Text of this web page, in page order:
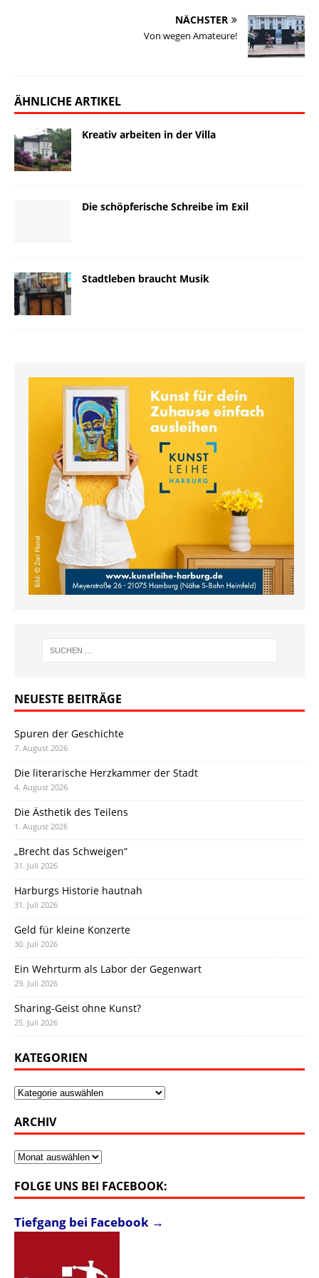
NÄCHSTER
Von wegen Amateure!
ÄHNLICHE ARTIKEL
Kreativ arbeiten in der Villa
Die schöpferische Schreibe im Exil
Stadtleben braucht Musik
NEUESTE BEITRÄGE
Spuren der Geschichte
7. August 2026
Die literarische Herzkammer der Stadt
4. August 2026
Die Ästhetik des Teilens
1. August 2026
„Brecht das Schweigen“
31. Juli 2026
Harburgs Historie hautnah
31. Juli 2026
Geld für kleine Konzerte
30. Juli 2026
Ein Wehrturm als Labor der Gegenwart
29. Juli 2026
Sharing-Geist ohne Kunst?
25. Juli 2026
KATEGORIEN
Kategorien
ARCHIV
Archiv
FOLGE UNS BEI FACEBOOK:
Tiefgang bei Facebook →